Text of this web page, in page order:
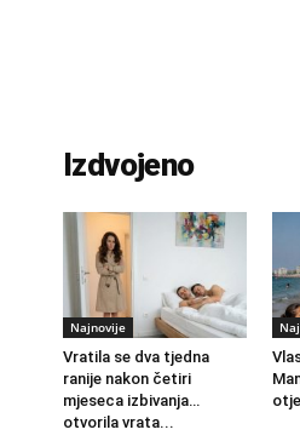
Izdvojeno
Najnovije
Vratila se dva tjedna
ranije nakon četiri
mjeseca izbivanja…
otvorila vrata...